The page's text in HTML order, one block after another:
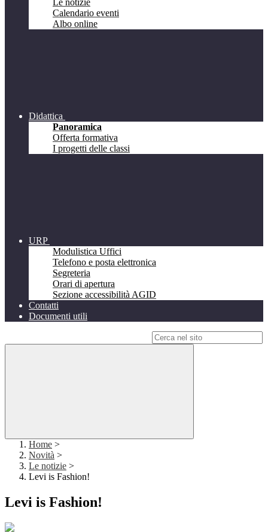
Le notizie
Calendario eventi
Albo online
Didattica
Panoramica
Offerta formativa
I progetti delle classi
URP
Modulistica Uffici
Telefono e posta elettronica
Segreteria
Orari di apertura
Sezione accessibilità AGID
Contatti
Documenti utili
Home >
Novità >
Le notizie >
Levi is Fashion!
Levi is Fashion!